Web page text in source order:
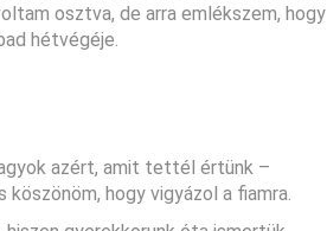
osztva, de arra emlékszem, hogy
hétvégéje.
azért, amit tettél értünk –
hogy vigyázol a fiamra.